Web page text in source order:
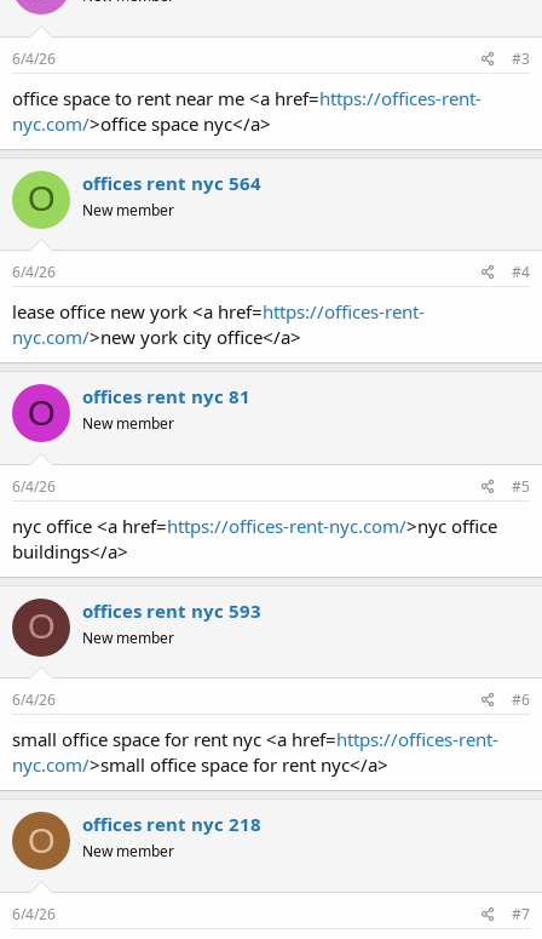
6/4/26 #3
office space to rent near me <a href=https://offices-rent-
nyc.com/>office space nyc</a>
O offices rent nyc 564
New member
6/4/26 #4
lease office new york <a href=https://offices-rent-
nyc.com/>new york city office</a>
O offices rent nyc 81
New member
6/4/26 #5
nyc office <a href=https://offices-rent-nyc.com/>nyc office
buildings</a>
O offices rent nyc 593
New member
6/4/26 #6
small office space for rent nyc <a href=https://offices-rent-
nyc.com/>small office space for rent nyc</a>
O offices rent nyc 218
New member
6/4/26 #7